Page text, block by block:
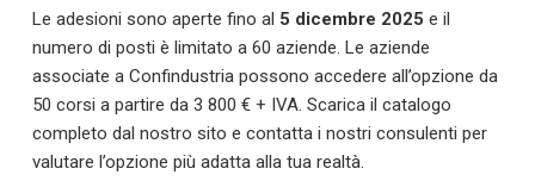
Le adesioni sono aperte fino al 5 dicembre 2025 e il
numero di posti è limitato a 60 aziende. Le aziende
associate a Confindustria possono accedere all’opzione da
50 corsi a partire da 3 800 € + IVA. Scarica il catalogo
completo dal nostro sito e contatta i nostri consulenti per
valutare l’opzione più adatta alla tua realtà.